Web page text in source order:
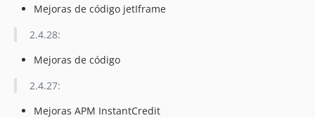
Mejoras de código jetIframe
2.4.28:
Mejoras de código
2.4.27:
Mejoras APM InstantCredit